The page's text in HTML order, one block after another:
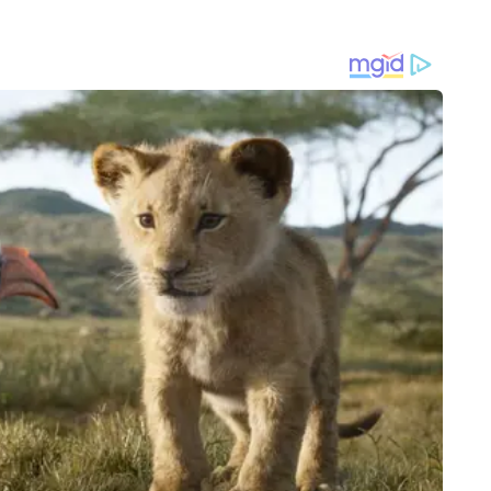
लिंक पर क्लिक करें।
दर्ज करें।
करें।
जमा हुए 28,000 से ज्यादा आवेदन, सीबीएसई ने दिया अपडेट
उम्मीदवारों के लिए सिंगल पेपर 700 और दोनों पेपर 800 रुपये, आदमि
आसमान से आफत की
में 162 सड़कें बंद तो दिल्ली
ओडिशा-केरल में रेड
SPORTS
राशिद की फिरकी में फंसे आयरलैंड के
बल्लेबाज, अफगानिस्तान ने 92 रन से जीत
दर्ज कर सीरीज में बनाई बढ़त
की एजुकेशन डेस्क पर बतौर कॉपी एडिटर कार्यरत हैं और पिछले 5 वर्षों से मीडिया में